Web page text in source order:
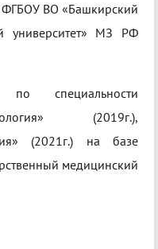
ФГБОУ ВО «Башкирский
университет» МЗ РФ
по специальности
(2019г.),
(2021г.) на базе
медицинский